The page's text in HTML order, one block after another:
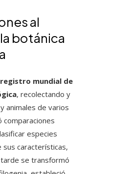
al
botánica
registro mundial de
, recolectando y
animales de varios
comparaciones
especies
sus características,
tarde se transformó